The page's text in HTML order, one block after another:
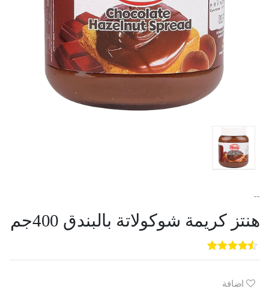
--
هنتز كريمة شوكولاتة بالبندق 400جم
5
out of
5
3
customer
ratings
اضافة